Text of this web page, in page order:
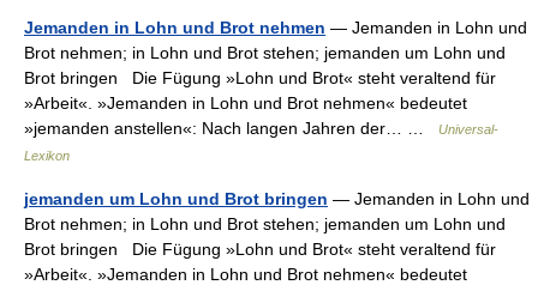
Jemanden in Lohn und Brot nehmen — Jemanden in Lohn und
Brot nehmen; in Lohn und Brot stehen; jemanden um Lohn und
Brot bringen Die Fügung »Lohn und Brot« steht veraltend für
»Arbeit«. »Jemanden in Lohn und Brot nehmen« bedeutet
»jemanden anstellen«: Nach langen Jahren der… …
Universal-
Lexikon
jemanden um Lohn und Brot bringen — Jemanden in Lohn und
Brot nehmen; in Lohn und Brot stehen; jemanden um Lohn und
Brot bringen Die Fügung »Lohn und Brot« steht veraltend für
»Arbeit«. »Jemanden in Lohn und Brot nehmen« bedeutet